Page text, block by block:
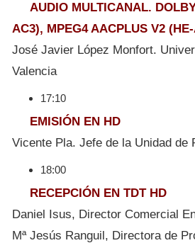
AUDIO MULTICANAL.
AC3), MPEG4 AACPLUS V2
José Javier López Monfort.
Valencia
17:10
EMISIÓN EN HD
Vicente Pla. Jefe de la Unidad de
18:00
RECEPCIÓN EN TDT HD
Daniel Isus, Director Comercial
Mª Jesús Ranguil, Directora de